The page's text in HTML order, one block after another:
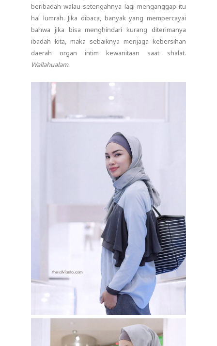
beribadah walau setengahnya lagi menganggap itu
hal lumrah. Jika dibaca, banyak yang mempercayai
bahwa jika bisa menghindari kurang diterimanya
ibadah kita, maka sebaiknya menjaga kebersihan
daerah organ intim kewanitaan saat shalat.
Wallahualam.